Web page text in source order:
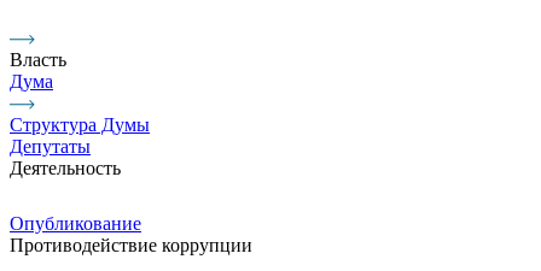
Власть
Дума
Структура Думы
Депутаты
Деятельность
Опубликование
Противодействие коррупции